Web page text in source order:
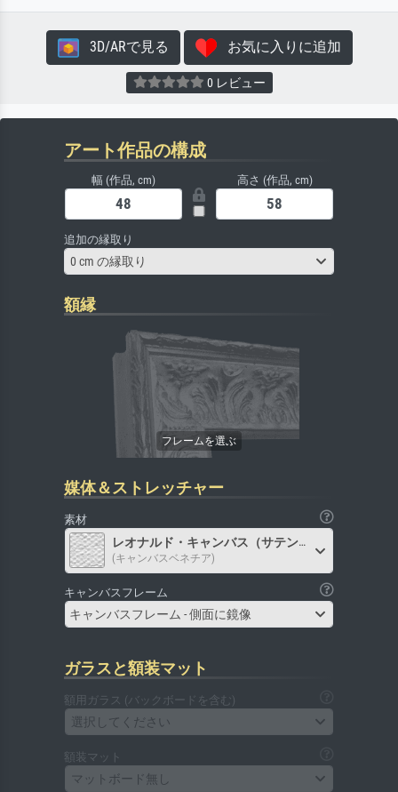
3D/ARで見る お気に入りに追加
0 レビュー
アート作品の構成
幅 (作品, cm) 高さ (作品, cm)
追加の縁取り
0 cm の縁取り
額縁
媒体＆ストレッチャー
素材
レオナルド・キャンバス（サテン）
(キャンバスベネチア)
キャンバスフレーム
キャンバスフレーム - 側面に鏡像
ガラスと額装マット
額用ガラス (バックボードを含む)
選択してください
額装マット
マットボード無し